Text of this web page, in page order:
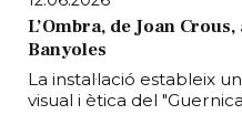
L’Ombra, de Joan
Banyoles
La instal·lació estableix
visual i ètica del